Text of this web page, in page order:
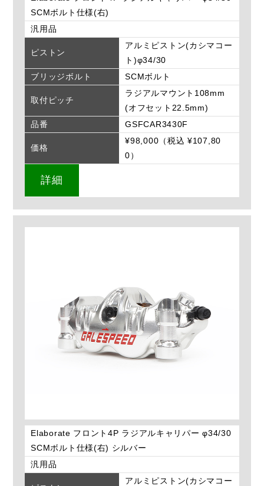
SCMボルト仕様(右)
汎用品
ピストン
アルミピストン(カシマコー
ト)φ34/30
ブリッジボルト
SCMボルト
取付ピッチ
ラジアルマウント108mm
(オフセット22.5mm)
品番
GSFCAR3430F
価格
¥98,000（税込 ¥107,80
0）
詳細
Elaborate フロント4P ラジアルキャリパー φ34/30
SCMボルト仕様(右) シルバー
汎用品
アルミピストン(カシマコー